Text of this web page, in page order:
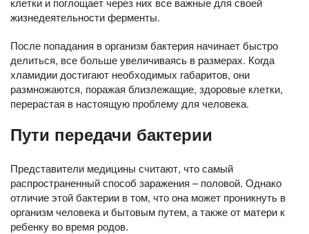
жизнедеятельности ферменты.
После попадания в организм бактерия начинает быстро
делиться, все больше увеличиваясь в размерах. Когда
хламидии достигают необходимых габаритов, они
размножаются, поражая близлежащие, здоровые клетки,
перерастая в настоящую проблему для человека.
Пути передачи бактерии
Представители медицины считают, что самый
распространенный способ заражения – половой. Однако
отличие этой бактерии в том, что она может проникнуть в
организм человека и бытовым путем, а также от матери к
ребенку во время родов.